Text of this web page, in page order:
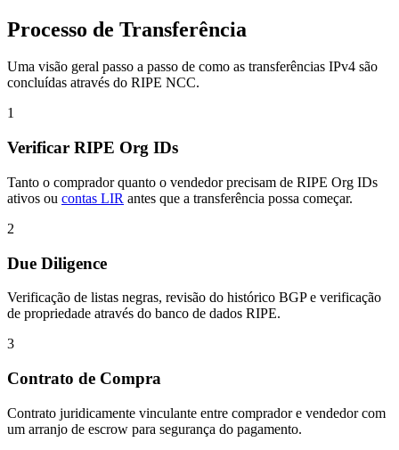
Processo de Transferência
Uma visão geral passo a passo de como as transferências IPv4 são
concluídas através do RIPE NCC.
1
Verificar RIPE Org IDs
Tanto o comprador quanto o vendedor precisam de RIPE Org IDs
ativos ou contas LIR antes que a transferência possa começar.
2
Due Diligence
Verificação de listas negras, revisão do histórico BGP e verificação
de propriedade através do banco de dados RIPE.
3
Contrato de Compra
Contrato juridicamente vinculante entre comprador e vendedor com
um arranjo de escrow para segurança do pagamento.